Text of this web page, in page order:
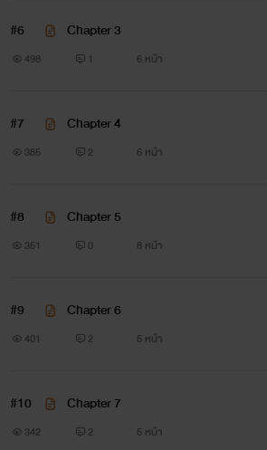
#6 Chapter 3
498 1 6 หน้า
#7 Chapter 4
385 2 6 หน้า
#8 Chapter 5
351 0 8 หน้า
#9 Chapter 6
401 2 5 หน้า
#10 Chapter 7
342 2 5 หน้า